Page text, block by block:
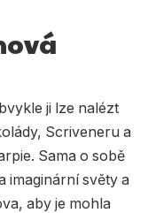
ji lze nalézt
Scriveneru a
Sama o sobě
imaginární světy a
aby je mohla